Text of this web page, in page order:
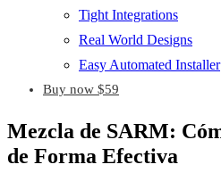
Tight Integrations
Real World Designs
Easy Automated Installer
Buy now $59
Mezcla de SARM:
de Forma Efectiva